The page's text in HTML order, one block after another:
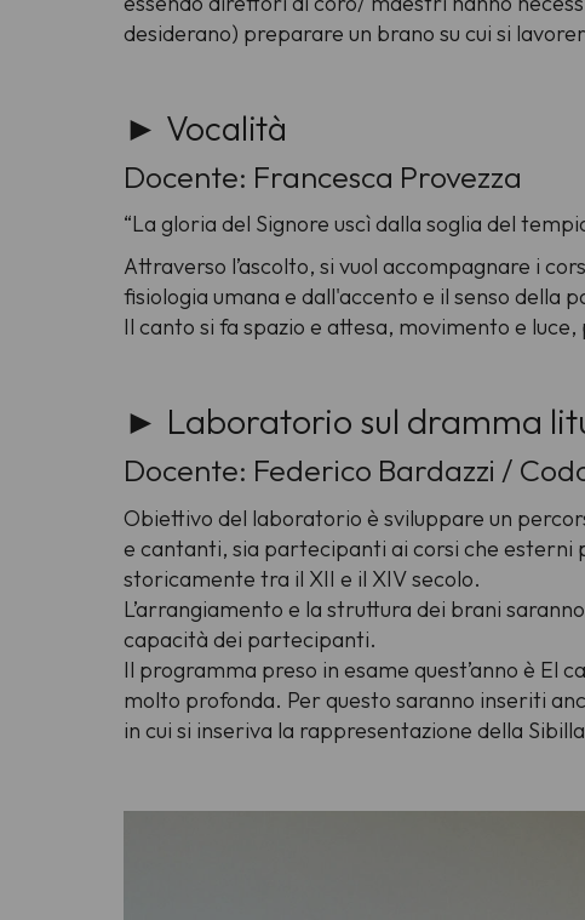
desiderano) preparare un brano su cui si
► Vocalità
Docente: Francesca Provezza
“La gloria del Signore uscì dalla soglia del
Attraverso l’ascolto, si vuol accompagnare i
fisiologia umana e dall'accento e il senso della
Il canto si fa spazio e attesa, movimento e
► Laboratorio sul dramma
Docente: Federico Bardazzi /
Obiettivo del laboratorio è sviluppare un
e cantanti, sia partecipanti ai corsi che esterni
storicamente tra il XII e il XIV secolo.
L’arrangiamento e la struttura dei brani
capacità dei partecipanti.
Il programma preso in esame quest’anno è El
molto profonda. Per questo saranno inseriti
in cui si inseriva la rappresentazione della